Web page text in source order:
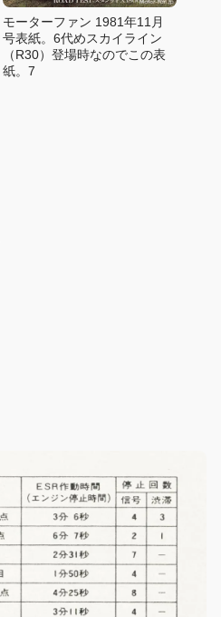
モーターファン 1981年11月
号表紙。6代めスカイライン
（R30）登場時なのでこの表
紙。7